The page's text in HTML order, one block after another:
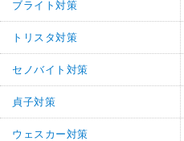
ブライト対策
トリスタ対策
セノバイト対策
貞子対策
ウェスカー対策